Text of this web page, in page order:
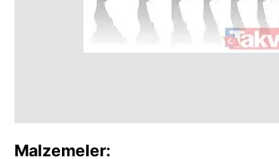
Malzemeler: